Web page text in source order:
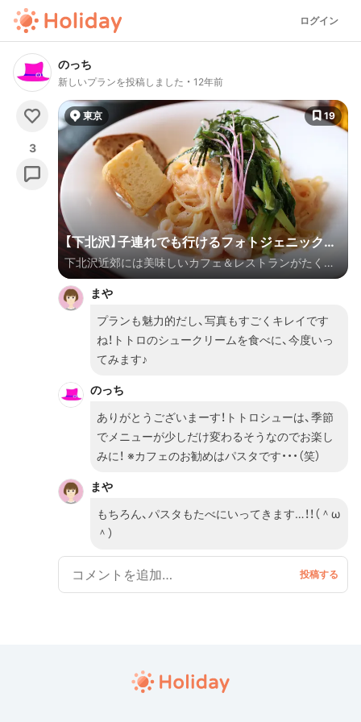
ログイン
のっち
新しいプランを投稿しました 12年前
3
東京 19
【下北沢】子連れでも行けるフォトジェニックな
カフェ&レストランめぐり！
下北沢近郊には美味しいカフェ＆レストランがたくさ
んありますが、中でも子連れで行けてフォトジェニック
な場所をピックアップ。全部まわったら大変そうだけ
ど、テイクアウトもできるしね・・・！
まや
プランも魅力的だし、写真もすごくキレイです
ね！トトロのシュークリームを食べに、今度いっ
てみます♪
のっち
ありがとうございまーす！トトロシューは、季節
でメニューが少しだけ変わるそうなのでお楽し
みに！ ※カフェのお勧めはパスタです・・・（笑）
まや
もちろん、パスタもたべにいってきます…！！（＾ω
＾）